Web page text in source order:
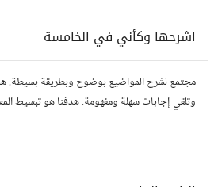
اشرحها وكأني في الخامسة
مجتمع لشرح المواضيع بوضوح وبطريقة بسيطة.
وتلقي إجابات سهلة ومفهومة. هدفنا هو تبسيط